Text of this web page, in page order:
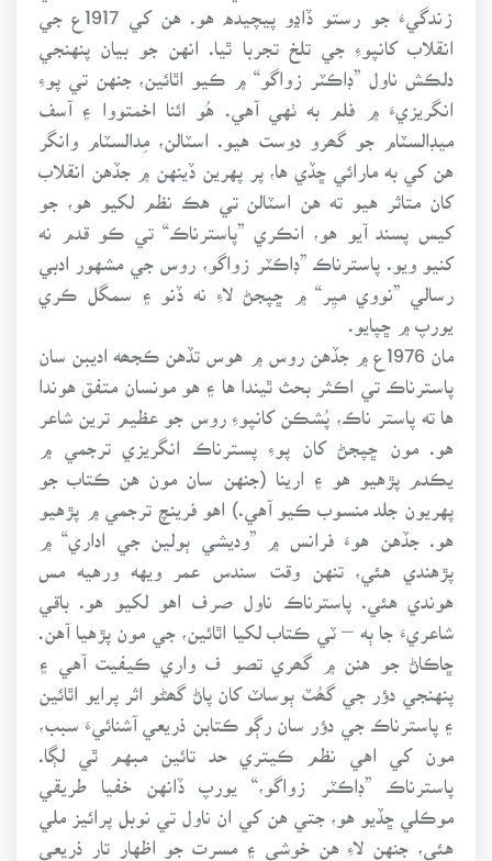
انقلاب کانپوءِ جي تلخ تجربا ٿيا. انهن جو بيان پنهنجي
دلڪش ناول ”ڊاڪٽر زواگو“ ۾ ڪيو اٿائين، جنهن تي پوءِ
انگريزيءَ ۾ فلم به ٺهي آهي. هُو ائنا اخمتووا ۽ آسف
ميڊالسٽام جو گھرو دوست هيو. اسٽالن، مِدالسٽام وانگر
هن کي به مارائي ڇڏي ها، پر پهرين ڏينهن ۾ جڏهن انقلاب
کان متاثر هيو ته هن اسٽالن تي هڪ نظم لکيو هو، جو
کيس پسند آيو هو، انڪري ”پاسترناڪ“ تي ڪو قدم نه
کنيو ويو. پاسترناڪ ”ڊاڪٽر زواگو، روس جي مشهور ادبي
رسالي ”نووي ميِر“ ۾ ڇپجڻ لاءِ نه ڏنو ۽ سمگل ڪري
يورپ ۾ ڇپايو.
مان 1976ع ۾ جڏهن روس ۾ هوس تڏهن ڪجھه اديبن سان
پاسترناڪ تي اڪثر بحث ٿيندا ها ۽ هو مونسان متفق هوندا
ها ته پاستر ناڪ، پُشڪن کانپوءِ روس جو عظيم ترين شاعر
هو. مون ڇپجڻ کان پوءِ پسترناڪ انگريزي ترجمي ۾
يڪدم پڙهيو هو ۽ ارينا (جنهن سان مون هن ڪتاب جو
پهريون جلد منسوب ڪيو آهي.) اهو فرينچ ترجمي ۾ پڙهيو
هو. جڏهن هوءَ فرانس ۾ ”وديشي ٻولين جي اداري“ ۾
هوندي هئي. پاسترناڪ ناول صرف اهو لکيو هو. باقي
شاعريءَ جا ٻه – ٽي ڪتاب لکيا اٿائين، جي مون پڙهيا آهن.
ڇاڪاڻ جو هنن ۾ گھري تصو ف واري ڪيفيت آهي ۽
پنهنجي دؤر جي گھُٽ ٻوساٽ کان پاڻ گھڻو اثر پرايو اٿائين
۽ پاسترناڪ جي دؤر سان رڳو ڪتابن ذريعي آشنائيءَ سبب،
مون کي اهي نظم ڪيتري حد تائين مبهم ٿي لڳا.
پاسترناڪ ”ڊاڪٽر زواگو،“ يورپ ڏانهن خفيا طريقي
موڪلي ڇڏيو هو، جتي هن کي ان ناول تي نوبل پرائيز ملي
هئي، جنهن لاءِ هن خوشي ۽ مسرت جو اظهار تار ذريعي